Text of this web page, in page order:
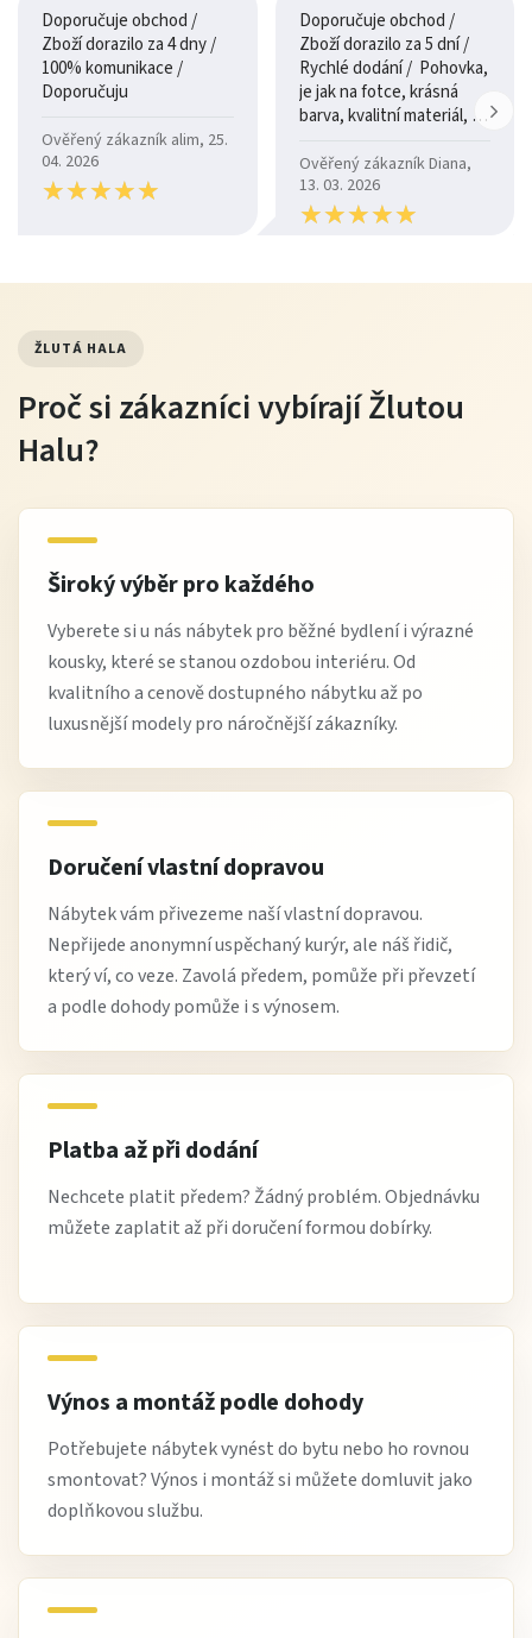
Doporučuje obchod /
Zboží dorazilo za 4 dny /
100% komunikace /
Doporučuju
Ověřený zákazník alim, 25.
04. 2026
★★★★★
★★★★★
Doporučuje obchod /
Zboží dorazilo za 5 dní /
Rychlé dodání / Pohovka,
je jak na fotce, krásná
barva, kvalitní materiál, a
Ověřený zákazník Diana,
13. 03. 2026
★★★★★
★★★★★
ŽLUTÁ HALA
Proč si zákazníci vybírají Žlutou
Halu?
Široký výběr pro každého
Vyberete si u nás nábytek pro běžné bydlení i výrazné
kousky, které se stanou ozdobou interiéru. Od
kvalitního a cenově dostupného nábytku až po
luxusnější modely pro náročnější zákazníky.
Doručení vlastní dopravou
Nábytek vám přivezeme naší vlastní dopravou.
Nepřijede anonymní uspěchaný kurýr, ale náš řidič,
který ví, co veze. Zavolá předem, pomůže při převzetí
a podle dohody pomůže i s výnosem.
Platba až při dodání
Nechcete platit předem? Žádný problém. Objednávku
můžete zaplatit až při doručení formou dobírky.
Výnos a montáž podle dohody
Potřebujete nábytek vynést do bytu nebo ho rovnou
smontovat? Výnos i montáž si můžete domluvit jako
doplňkovou službu.